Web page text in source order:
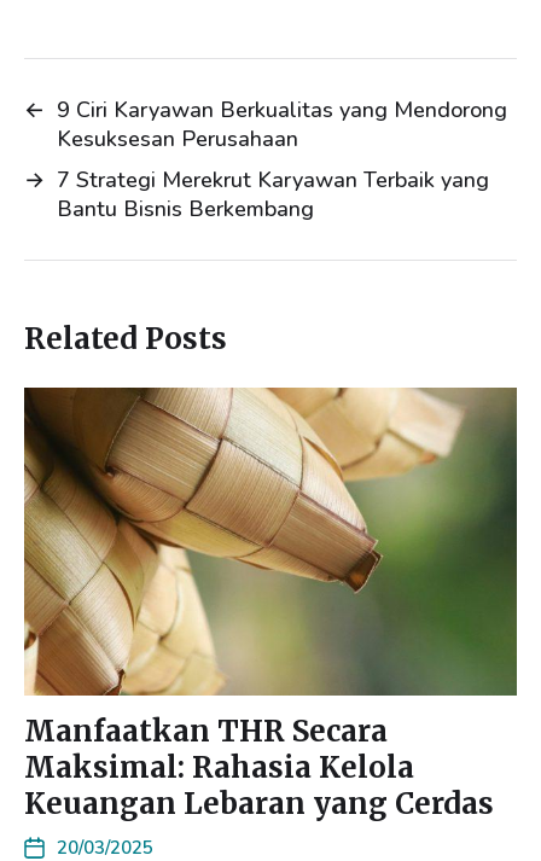
I
o
← 9 Ciri Karyawan Berkualitas yang Mendorong
Kesuksesan Perusahaan
→ 7 Strategi Merekrut Karyawan Terbaik yang
Bantu Bisnis Berkembang
Related Posts
Manfaatkan THR Secara
Maksimal: Rahasia Kelola
Keuangan Lebaran yang Cerdas
20/03/2025